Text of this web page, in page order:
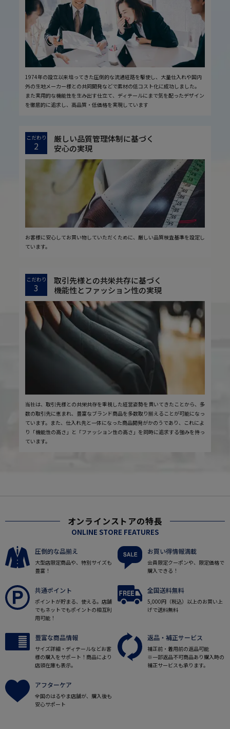
1974年の設立以来培ってきた圧倒的な流通経路を駆使し、大量仕入れや国内
外の生地メーカー様との共同開発などで素材の低コスト化に成功しました。
また実用的な機能性を生み出す仕立て、ディテールにまで気を配ったデザイン
を徹底的に追求し、高品質・低価格を実現しています
こだわり
2
厳しい品質管理体制に基づく
安心の実現
お客様に安心してお買い物していただくために、厳しい品質検査基準を設定し
ています。
こだわり
3
取引先様との共栄共存に基づく
機能性とファッション性の実現
当社は、取引先様との共栄共存を重視した経営姿勢を貫いてきたことから、多
数の取引先に恵まれ、豊富なブランド商品を多数取り揃えることが可能になっ
ています。また、仕入れ先と一体になった商品開発がかのうであり、これによ
り「機能性の高さ」と「ファッション性の高さ」を同時に追求する強みを持っ
ています。
オンラインストアの特長
ONLINE STORE FEATURES
圧倒的な品揃え
大型店限定商品や、特別サイズも
豊富！
お買い得情報満載
会員限定クーポンや、限定価格で
購入できる！
共通ポイント
ポイントが貯まる、使える。店舗
でもネットでもポイントの相互利
用可能！
全国送料無料
5,000円（税込）以上のお買い上
げで送料無料
豊富な商品情報
サイズ詳細・ディテールなどお客
様の購入をサポート！商品により
店頭在庫も表示。
返品・補正サービス
補正前・着用前の返品可能
※一部返品不可商品あり購入時の
補正サービスも承ります。
アフターケア
全国のはるやま店舗が、購入後も
安心サポート